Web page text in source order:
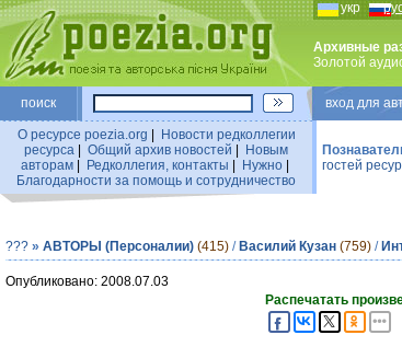
укр
Архивные
Золотой
поиск вход для
О ресурсе poezia.org
Новости редколлегии
ресурса
Общий архив новостей
Новым
авторам| Редколлегия, контакты Нужно|
Благодарности за помощь и сотрудничество
гостей
??? » АВТОРЫ (Персоналии) (415) / Василий Кузан (759) /
Опубликовано: 2008.07.03
Распечатать